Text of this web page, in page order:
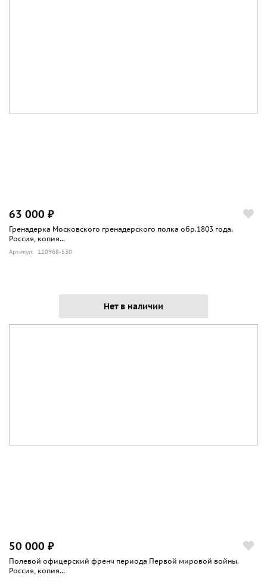
63 000 ₽
Гренадерка Московского гренадерского полка обр.1803 года.
Россия, копия...
Артикул: 110968-530
Нет в наличии
50 000 ₽
Полевой офицерский френч периода Первой мировой войны.
Россия, копия...